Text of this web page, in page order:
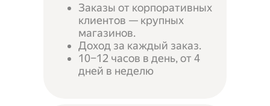
Заказы от корпоративных
клиентов — крупных
магазинов.
Доход за каждый заказ.
10–12 часов в день, от 4
дней в неделю